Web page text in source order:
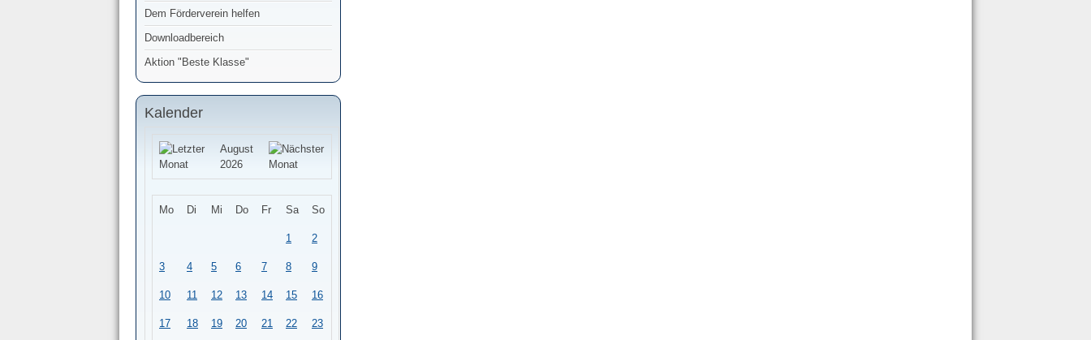
Dem Förderverein helfen
Downloadbereich
Aktion "Beste Klasse"
Kalender
August
2026
Mo Di Mi Do Fr Sa So
1 2
3 4 5 6 7 8 9
10 11 12 13 14 15 16
17 18 19 20 21 22 23